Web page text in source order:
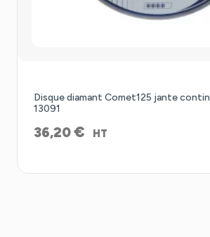
Disque diamant Comet125 jante
13091
36,20€ HT